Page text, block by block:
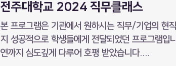
전주대학교 2024 직무클래스
본 프로그램은 기관에서 원하시는 직무/기업의 현
지 성공적으로 학생들에게 전달되었던 프로그램
연까지 심도깊게 다루어 호평 받았습니다....